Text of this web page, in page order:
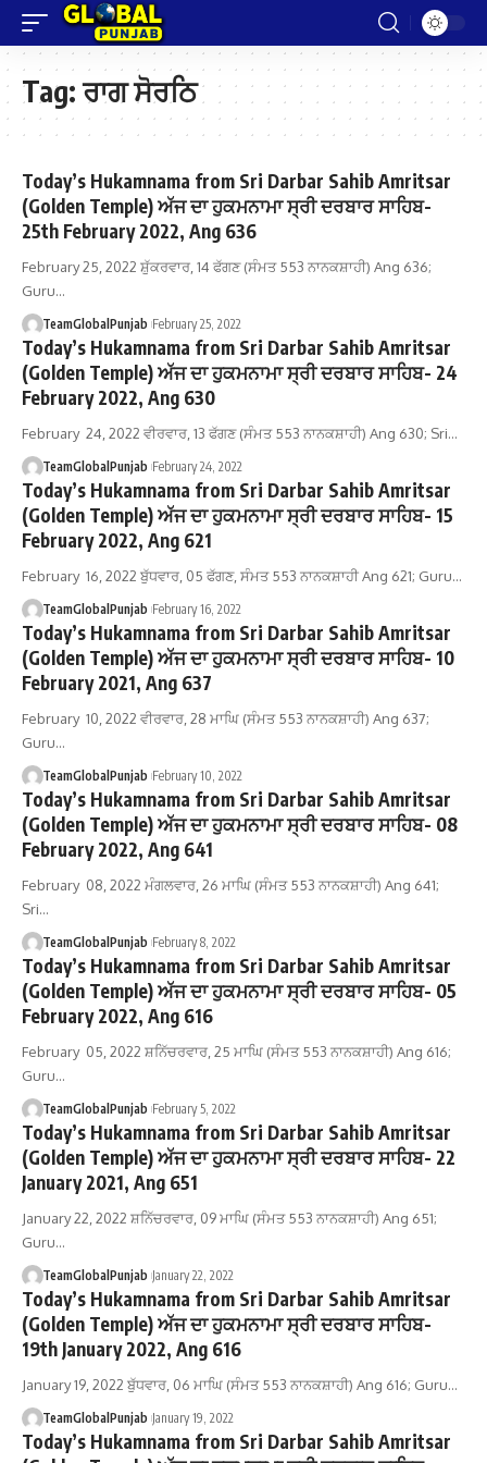
Tag:ਰਾਗ ਸੋਰਠਿ
Today’s Hukamnama from Sri Darbar Sahib Amritsar
(Golden Temple) ਅੱਜ ਦਾ ਹੁਕਮਨਾਮਾ ਸ੍ਰੀ ਦਰਬਾਰ ਸਾਹਿਬ-
25th February 2022, Ang 636
February 25, 2022 ਸ਼ੁੱਕਰਵਾਰ, 14 ਫੱਗਣ (ਸੰਮਤ 553 ਨਾਨਕਸ਼ਾਹੀ) Ang 636;
Guru…
TeamGlobalPunjab February 25, 2022
Today’s Hukamnama from Sri Darbar Sahib Amritsar
(Golden Temple) ਅੱਜ ਦਾ ਹੁਕਮਨਾਮਾ ਸ੍ਰੀ ਦਰਬਾਰ ਸਾਹਿਬ- 24
February 2022, Ang 630
February 24, 2022 ਵੀਰਵਾਰ, 13 ਫੱਗਣ (ਸੰਮਤ 553 ਨਾਨਕਸ਼ਾਹੀ) Ang 630; Sri…
TeamGlobalPunjab February 24, 2022
Today’s Hukamnama from Sri Darbar Sahib Amritsar
(Golden Temple) ਅੱਜ ਦਾ ਹੁਕਮਨਾਮਾ ਸ੍ਰੀ ਦਰਬਾਰ ਸਾਹਿਬ- 15
February 2022, Ang 621
February 16, 2022 ਬੁੱਧਵਾਰ, 05 ਫੱਗਣ, ਸੰਮਤ 553 ਨਾਨਕਸ਼ਾਹੀ Ang 621; Guru…
TeamGlobalPunjab February 16, 2022
Today’s Hukamnama from Sri Darbar Sahib Amritsar
(Golden Temple) ਅੱਜ ਦਾ ਹੁਕਮਨਾਮਾ ਸ੍ਰੀ ਦਰਬਾਰ ਸਾਹਿਬ- 10
February 2021, Ang 637
February 10, 2022 ਵੀਰਵਾਰ, 28 ਮਾਘਿ (ਸੰਮਤ 553 ਨਾਨਕਸ਼ਾਹੀ) Ang 637;
Guru…
TeamGlobalPunjab February 10, 2022
Today’s Hukamnama from Sri Darbar Sahib Amritsar
(Golden Temple) ਅੱਜ ਦਾ ਹੁਕਮਨਾਮਾ ਸ੍ਰੀ ਦਰਬਾਰ ਸਾਹਿਬ- 08
February 2022, Ang 641
February 08, 2022 ਮੰਗਲਵਾਰ, 26 ਮਾਘਿ (ਸੰਮਤ 553 ਨਾਨਕਸ਼ਾਹੀ) Ang 641;
Sri…
TeamGlobalPunjab February 8, 2022
Today’s Hukamnama from Sri Darbar Sahib Amritsar
(Golden Temple) ਅੱਜ ਦਾ ਹੁਕਮਨਾਮਾ ਸ੍ਰੀ ਦਰਬਾਰ ਸਾਹਿਬ- 05
February 2022, Ang 616
February 05, 2022 ਸ਼ਨਿੱਚਰਵਾਰ, 25 ਮਾਘਿ (ਸੰਮਤ 553 ਨਾਨਕਸ਼ਾਹੀ) Ang 616;
Guru…
TeamGlobalPunjab February 5, 2022
Today’s Hukamnama from Sri Darbar Sahib Amritsar
(Golden Temple) ਅੱਜ ਦਾ ਹੁਕਮਨਾਮਾ ਸ੍ਰੀ ਦਰਬਾਰ ਸਾਹਿਬ- 22
January 2021, Ang 651
January 22, 2022 ਸ਼ਨਿੱਚਰਵਾਰ, 09 ਮਾਘਿ (ਸੰਮਤ 553 ਨਾਨਕਸ਼ਾਹੀ) Ang 651;
Guru…
TeamGlobalPunjab January 22, 2022
Today’s Hukamnama from Sri Darbar Sahib Amritsar
(Golden Temple) ਅੱਜ ਦਾ ਹੁਕਮਨਾਮਾ ਸ੍ਰੀ ਦਰਬਾਰ ਸਾਹਿਬ-
19th January 2022, Ang 616
January 19, 2022 ਬੁੱਧਵਾਰ, 06 ਮਾਘਿ (ਸੰਮਤ 553 ਨਾਨਕਸ਼ਾਹੀ) Ang 616; Guru…
TeamGlobalPunjab January 19, 2022
Today’s Hukamnama from Sri Darbar Sahib Amritsar